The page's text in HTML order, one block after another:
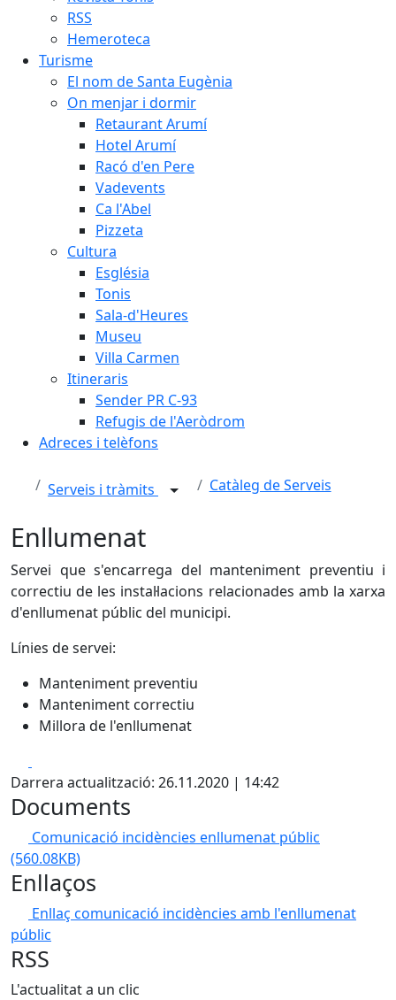
RSS
Hemeroteca
Turisme
El nom de Santa Eugènia
On menjar i dormir
Retaurant Arumí
Hotel Arumí
Racó d'en Pere
Vadevents
Ca l'Abel
Pizzeta
Cultura
Església
Tonis
Sala-d'Heures
Museu
Villa Carmen
Itineraris
Sender PR C-93
Refugis de l'Aeròdrom
Adreces i telèfons
Serveis i tràmits Catàleg de Serveis
Enllumenat
Servei que s'encarrega del manteniment preventiu i
correctiu de les instal·lacions relacionades amb la xarxa
d'enllumenat públic del municipi.
Línies de servei:
Manteniment preventiu
Manteniment correctiu
Millora de l'enllumenat
Darrera actualització: 26.11.2020 | 14:42
Documents
Comunicació incidències enllumenat públic
(560.08KB)
Enllaços
Enllaç comunicació incidències amb l'enllumenat
públic
RSS
L'actualitat a un clic